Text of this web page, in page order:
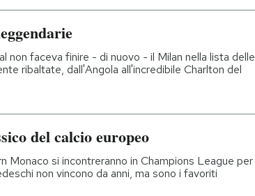
non faceva finire - di nuovo - il Milan nella lista delle
ribaltate, dall'Angola all'incredibile Charlton del
del calcio europeo
Monaco si incontreranno in Champions League per
non vincono da anni, ma sono i favoriti